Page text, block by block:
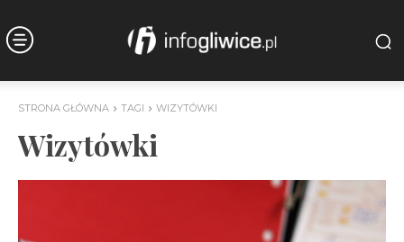
STRONA GŁÓWNA TAGI WIZYTÓWKI
Wizytówki